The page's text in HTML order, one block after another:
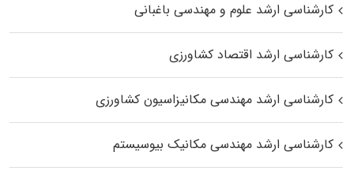
کارشناسی ارشد علوم و مهندسی باغبانی
کارشناسی ارشد اقتصاد کشاورزی
کارشناسی ارشد مهندسی مکانیزاسیون کشاورزی
کارشناسی ارشد مهندسی مکانیک بیوسیستم